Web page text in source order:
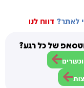
לאתר? דווח לנו
של כל רגע?